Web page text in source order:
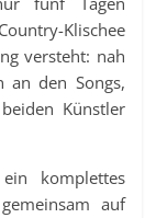
Klischee
versteht: nah
an den Songs,
Künstler
komplettes
auf